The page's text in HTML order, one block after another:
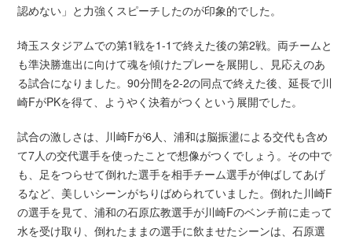
認めない」と力強くスピーチしたのが印象的でした。
埼玉スタジアムでの第1戦を1-1で終えた後の第2戦。両チームと
も準決勝進出に向けて魂を傾けたプレーを展開し、見応えのあ
る試合になりました。90分間を2-2の同点で終えた後、延長で川
崎FがPKを得て、ようやく決着がつくという展開でした。
試合の激しさは、川崎Fが6人、浦和は脳振盪による交代も含め
て7人の交代選手を使ったことで想像がつくでしょう。その中で
も、足をつらせて倒れた選手を相手チーム選手が伸ばしてあげ
るなど、美しいシーンがちりばめられていました。倒れた川崎F
の選手を見て、浦和の石原広教選手が川崎Fのベンチ前に走って
水を受け取り、倒れたままの選手に飲ませたシーンは、石原選